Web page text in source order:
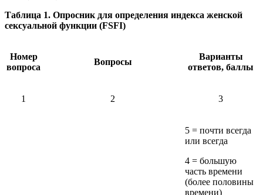
Таблица 1. Опросник для определения индекса женской
сексуальной функции (FSFI)
Номер
вопроса
Вопросы
Варианты
ответов, баллы
1 2 3
5 = почти всегда
или всегда
4 = большую
часть времени
(более половины
времени)